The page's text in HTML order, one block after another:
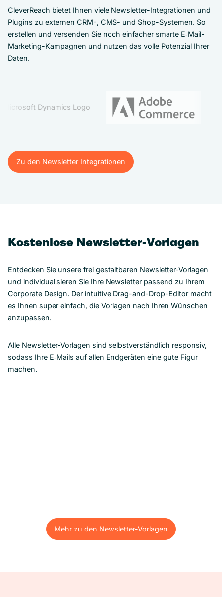
CleverReach bietet Ihnen viele Newsletter-Integrationen und
Plugins zu externen CRM-, CMS- und Shop-Systemen. So
erstellen und versenden Sie noch einfacher smarte E‑Mail-
Marketing-Kampagnen und nutzen das volle Potenzial Ihrer
Daten.
Zu den Newsletter Integrationen
Zu den Newsletter Integrationen
Kostenlose Newsletter-Vorlagen
Entdecken Sie unsere frei gestaltbaren Newsletter-Vorlagen
und individualisieren Sie Ihre Newsletter passend zu Ihrem
Corporate Design. Der intuitive Drag-and-Drop-Editor macht
es Ihnen super einfach, die Vorlagen nach Ihren Wünschen
anzupassen.
Alle Newsletter-Vorlagen sind selbstverständlich responsiv,
sodass Ihre E‑Mails auf allen Endgeräten eine gute Figur
machen.
Mehr zu den Newsletter-Vorlagen
Mehr zu den Newsletter-Vorlagen